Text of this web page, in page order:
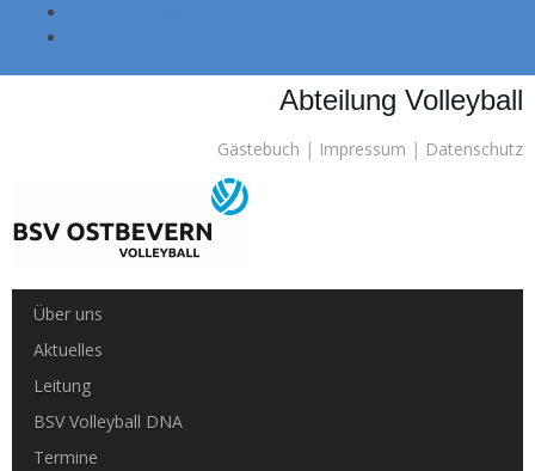
Abteilung Volleyball
Gästebuch | Impressum | Datenschutz
Über uns
Aktuelles
Leitung
BSV Volleyball DNA
Termine